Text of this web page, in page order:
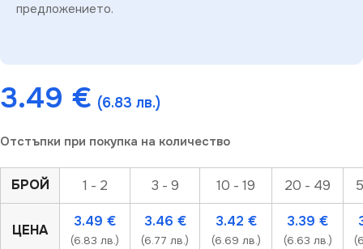
предложението.
3.49 € (6.83 лв.)
Отстъпки при покупка на количество
БРОЙ 1 - 2 3 - 9 10 - 19 20 - 49
ЦЕНА
3.49 €
(6.83 лв.)
3.46 €
(6.77 лв.)
3.42 €
(6.69 лв.)
3.39 €
(6.63 лв.)